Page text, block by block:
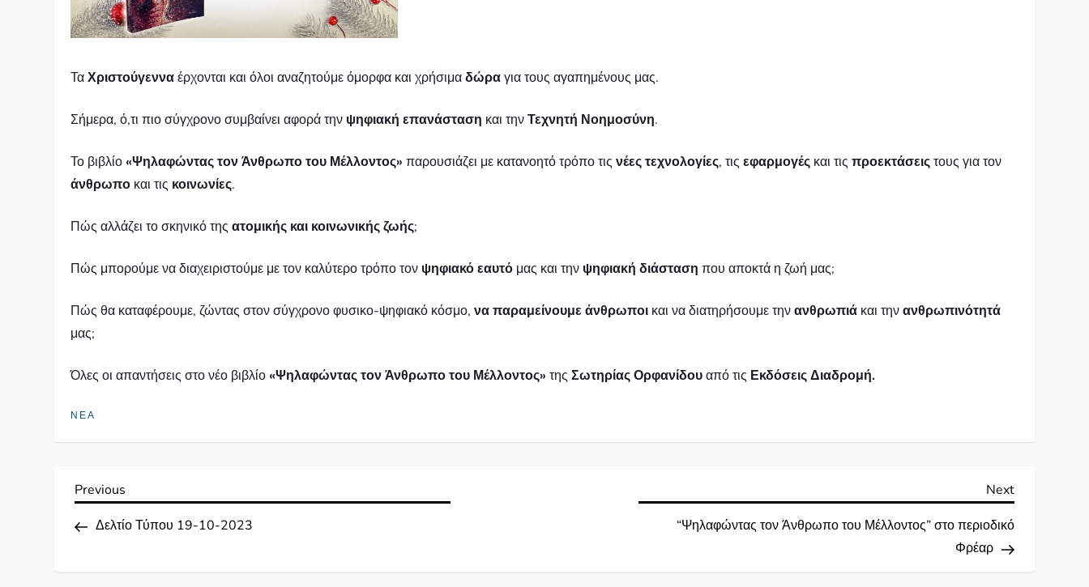
ΤαΧριστούγενναέρχονται και όλοι αναζητούμε όμορφα και χρήσιμαδώραγια τους αγαπημένους μας.
Σήμερα, ό,τι πιο σύγχρονο συμβαίνει αφορά την ψηφιακή επανάσταση και τηνΤεχνητή Νοημοσύνη.
Το βιβλίο «Ψηλαφώντας τον Άνθρωπο του Μέλλοντος» παρουσιάζει με κατανοητό τρόπο τιςνέες τεχνολογίες, τιςεφαρμογές και τιςπροεκτάσειςτους για τον
άνθρωπο και τις κοινωνίες.
Πώς αλλάζει το σκηνικό τηςατομικής και κοινωνικής ζωής;
Πώς μπορούμε να διαχειριστούμε με τον καλύτερο τρόπο τον ψηφιακό εαυτό μας και την ψηφιακή διάσταση που αποκτά η ζωή μας;
Πώς θα καταφέρουμε, ζώντας στον σύγχρονο φυσικο-ψηφιακό κόσμο,να παραμείνουμε άνθρωποι και να διατηρήσουμε τηνανθρωπιά και τηνανθρωπινότητά
μας;
Όλες οι απαντήσεις στο νέο βιβλίο «Ψηλαφώντας τον Άνθρωπο του Μέλλοντος» τηςΣωτηρίας Ορφανίδουαπό τις Εκδόσεις Διαδρομή.
ΝΕΑ
Π
λ
Previous
Previous
Δελτίο Τύπου 19-10-2023
Next
Next
“Ψηλαφώντας τον Άνθρωπο του Μέλλοντος” στο περιοδικό
Φρέαρ